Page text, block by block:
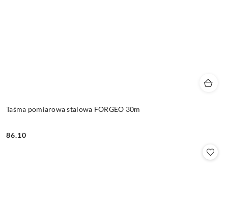
Taśma pomiarowa stalowa FORGEO 30m
Cena:
86.10